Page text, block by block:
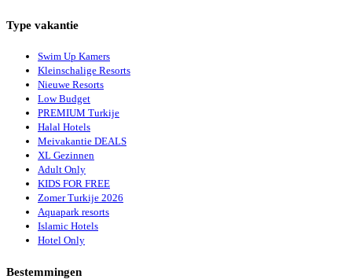
Type vakantie
Swim Up Kamers
Kleinschalige Resorts
Nieuwe Resorts
Low Budget
PREMIUM Turkije
Halal Hotels
Meivakantie DEALS
XL Gezinnen
Adult Only
KIDS FOR FREE
Zomer Turkije 2026
Aquapark resorts
Islamic Hotels
Hotel Only
Bestemmingen